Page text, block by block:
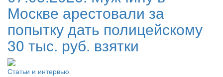
Москве арестовали за
попытку дать полицейскому
30 тыс. руб. взятки
Статьи и интервью